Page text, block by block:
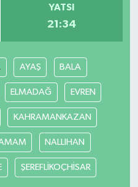
YATSI
21:34
AYAŞ BALA
ELMADAĞ EVREN
KAHRAMANKAZAN
NALLIHAN
ŞEREFLİKOÇHİSAR